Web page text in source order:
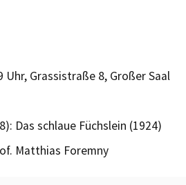
Uhr, Grassistraße 8, Großer Saal
Das schlaue Füchslein (1924)
Matthias Foremny